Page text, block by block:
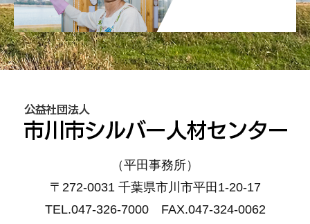
（平田事務所）
〒272-0031 千葉県市川市平田1-20-17
TEL.047-326-7000 FAX.047-324-0062